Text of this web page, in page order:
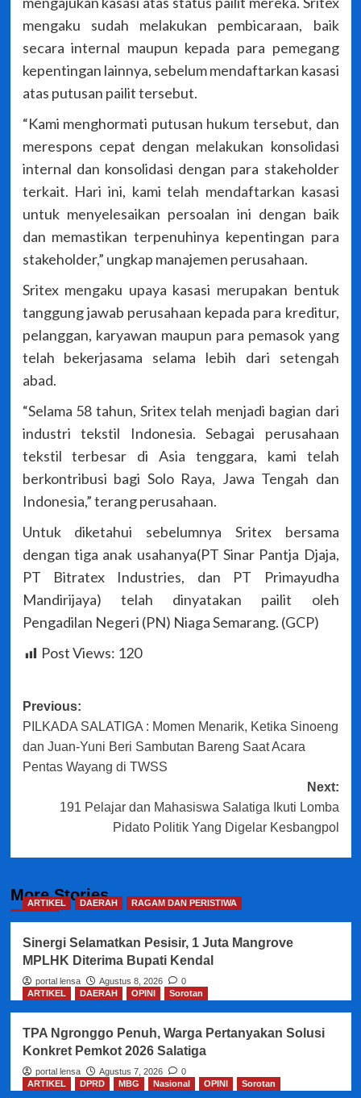
mengaku sudah melakukan pembicaraan, baik
secara internal maupun kepada para pemegang
kepentingan lainnya, sebelum mendaftarkan kasasi
atas putusan pailit tersebut.
“Kami menghormati putusan hukum tersebut, dan
merespons cepat dengan melakukan konsolidasi
internal dan konsolidasi dengan para stakeholder
terkait. Hari ini, kami telah mendaftarkan kasasi
untuk menyelesaikan persoalan ini dengan baik
dan memastikan terpenuhinya kepentingan para
stakeholder,” ungkap manajemen perusahaan.
Sritex mengaku upaya kasasi merupakan bentuk
tanggung jawab perusahaan kepada para kreditur,
pelanggan, karyawan maupun para pemasok yang
telah bekerjasama selama lebih dari setengah
abad.
“Selama 58 tahun, Sritex telah menjadi bagian dari
industri tekstil Indonesia. Sebagai perusahaan
tekstil terbesar di Asia tenggara, kami telah
berkontribusi bagi Solo Raya, Jawa Tengah dan
Indonesia,” terang perusahaan.
Untuk diketahui sebelumnya Sritex bersama
dengan tiga anak usahanya(PT Sinar Pantja Djaja,
PT Bitratex Industries, dan PT Primayudha
Mandirijaya) telah dinyatakan pailit oleh
Pengadilan Negeri (PN) Niaga Semarang. (GCP)
Post Views: 120
Post
navigation
Previous:
PILKADA SALATIGA : Momen Menarik, Ketika Sinoeng
dan Juan-Yuni Beri Sambutan Bareng Saat Acara
Pentas Wayang di TWSS
Next:
191 Pelajar dan Mahasiswa Salatiga Ikuti Lomba
Pidato Politik Yang Digelar Kesbangpol
More Stories
ARTIKEL DAERAH RAGAM DAN PERISTIWA
Sinergi Selamatkan Pesisir, 1 Juta Mangrove
MPLHK Diterima Bupati Kendal
portal lensa Agustus 8, 2026
0
ARTIKEL
DAERAH OPINI Sorotan
TPA Ngronggo Penuh, Warga Pertanyakan Solusi
Konkret Pemkot 2026 Salatiga
portal lensa Agustus 7, 2026
0
ARTIKEL
DPRD MBG Nasional OPINI Sorotan